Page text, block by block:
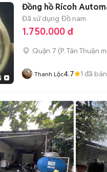
Đồng hồ Ricoh
Đã sử dụng Đồ nam
1.750.000 đ
Quận 7 (P. Tân Thuận
Thanh Lộc4.7 1 đã bán